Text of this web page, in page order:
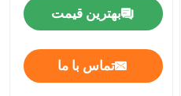
بهترین قیمت
تماس با ما